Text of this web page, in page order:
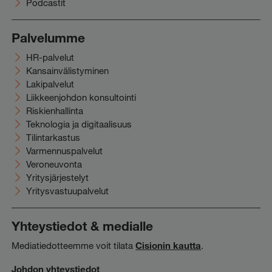
Podcastit
Palvelumme
HR-palvelut
Kansainvälistyminen
Lakipalvelut
Liikkeenjohdon konsultointi
Riskienhallinta
Teknologia ja digitaalisuus
Tilintarkastus
Varmennuspalvelut
Veroneuvonta
Yritysjärjestelyt
Yritysvastuupalvelut
Yhteystiedot & medialle
Mediatiedotteemme voit tilataCisionin kautta.
Johdon yhteystiedot